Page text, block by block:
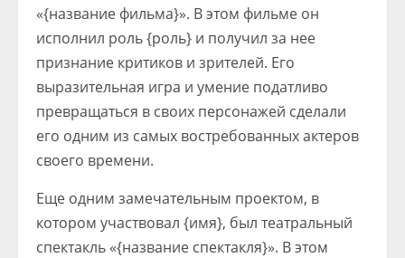
«{название фильма}». В этом фильме он
исполнил роль {роль} и получил за нее
признание критиков и зрителей. Его
выразительная игра и умение податливо
превращаться в своих персонажей сделали
его одним из самых востребованных актеров
своего времени.
Еще одним замечательным проектом, в
котором участвовал {имя}, был театральный
спектакль «{название спектакля}». В этом